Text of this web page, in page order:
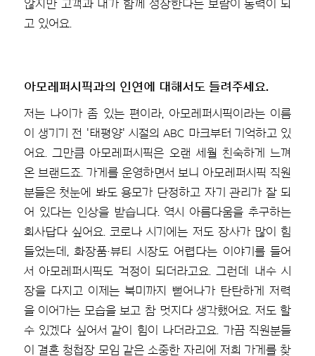
않지만 고객과 내가 함께 성장한다는 보람이 동력이 되
고 있어요.
아모레퍼시픽과의 인연에 대해서도 들려주세요.
저는 나이가 좀 있는 편이라, 아모레퍼시픽이라는 이름
이 생기기 전 '태평양' 시절의 ABC 마크부터 기억하고 있
어요. 그만큼 아모레퍼시픽은 오랜 세월 친숙하게 느껴
온 브랜드죠. 가게를 운영하면서 보니 아모레퍼시픽 직원
분들은 첫눈에 봐도 용모가 단정하고 자기 관리가 잘 되
어 있다는 인상을 받습니다. 역시 아름다움을 추구하는
회사답다 싶어요. 코로나 시기에는 저도 장사가 많이 힘
들었는데, 화장품·뷰티 시장도 어렵다는 이야기를 들어
서 아모레퍼시픽도 걱정이 되더라고요. 그런데 내수 시
장을 다지고 이제는 북미까지 뻗어나가 탄탄하게 저력
을 이어가는 모습을 보고 참 멋지다 생각했어요. 저도 할
수 있겠다 싶어서 같이 힘이 나더라고요. 가끔 직원분들
이 결혼 청첩장 모임 같은 소중한 자리에 저희 가게를 찾